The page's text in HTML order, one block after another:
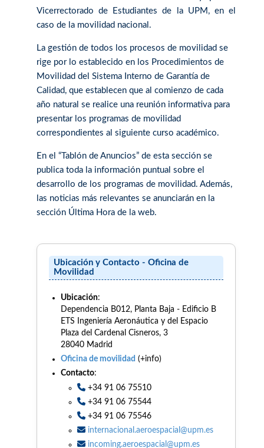
Vicerrectorado de Estudiantes de la UPM, en el
caso de la movilidad nacional.
La gestión de todos los procesos de movilidad se
rige por lo establecido en los Procedimientos de
Movilidad del Sistema Interno de Garantía de
Calidad, que establecen que al comienzo de cada
año natural se realice una reunión informativa para
presentar los programas de movilidad
correspondientes al siguiente curso académico.
En el “Tablón de Anuncios” de esta sección se
publica toda la información puntual sobre el
desarrollo de los programas de movilidad. Además,
las noticias más relevantes se anunciarán en la
sección Última Hora de la web.
Ubicación y Contacto - Oficina de
Movilidad
Ubicación:
Dependencia B012, Planta Baja - Edificio B
ETS Ingeniería Aeronáutica y del Espacio
Plaza del Cardenal Cisneros, 3
28040 Madrid
Oficina de movilidad (+info)
Contacto:
+34 91 06 75510
+34 91 06 75544
+34 91 06 75546
internacional.aeroespacial@upm.es
incoming.aeroespacial@upm.es